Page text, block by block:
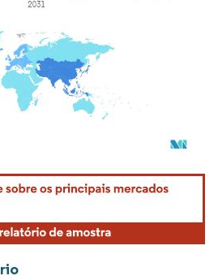
reuso requer atribuição conforme CC BY 4.0.